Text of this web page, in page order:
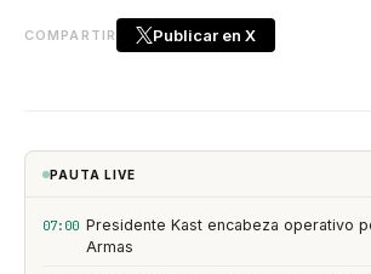
COMPARTIR Publicar en X
PAUTA LIVE
07:00 Presidente Kast encabeza operativo
Armas